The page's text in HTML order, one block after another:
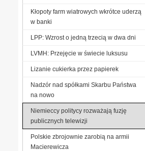
Kłopoty farm wiatrowych wkrótce uderzą
w banki
LPP: Wzrost o jedną trzecią w dwa dni
LVMH: Przejęcie w świecie luksusu
Lizanie cukierka przez papierek
Nadzór nad spółkami Skarbu Państwa
na nowo
Niemieccy politycy rozważają fuzję
publicznych telewizji
Polskie zbrojownie zarobią na armii
Macierewicza